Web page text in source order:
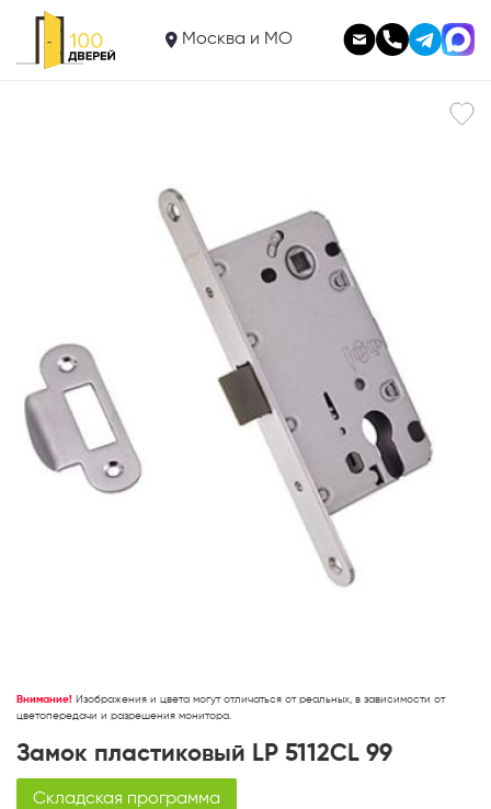
Москва и МО
Замок пластиковый LP 5112CL 99 1 950
В корзину
Внимание! Изображения и цвета могут отличаться от реальных, в зависимости от
цветопередачи и разрешения монитора.
Замок пластиковый LP 5112CL 99
Складская программа